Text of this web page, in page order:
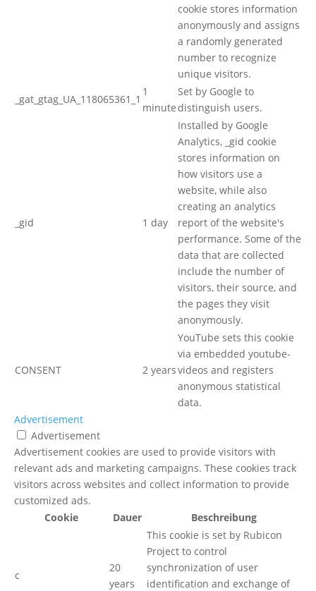
cookie stores information
anonymously and assigns
a randomly generated
number to recognize
unique visitors.
_gat_gtag_UA_118065361_1
1
minute
Set by Google to
distinguish users.
_gid 1 day
Installed by Google
Analytics, _gid cookie
stores information on
how visitors use a
website, while also
creating an analytics
report of the website's
performance. Some of the
data that are collected
include the number of
visitors, their source, and
the pages they visit
anonymously.
CONSENT 2 years
YouTube sets this cookie
via embedded youtube-
videos and registers
anonymous statistical
data.
Advertisement
Advertisement
Advertisement cookies are used to provide visitors with
relevant ads and marketing campaigns. These cookies track
visitors across websites and collect information to provide
customized ads.
Cookie
Dauer Beschreibung
c
20
years
This cookie is set by Rubicon
Project to control
synchronization of user
identification and exchange of